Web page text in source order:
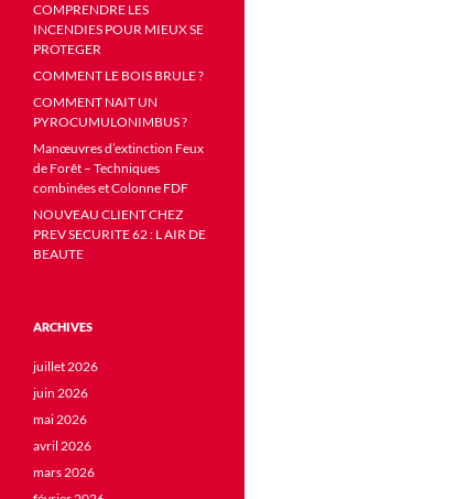
COMPRENDRE LES
INCENDIES POUR MIEUX SE
PROTEGER
COMMENT LE BOIS BRULE ?
COMMENT NAIT UN
PYROCUMULONIMBUS ?
Manœuvres d’extinction Feux
de Forêt – Techniques
combinées et Colonne FDF
NOUVEAU CLIENT CHEZ
PREV SECURITE 62 : L AIR DE
BEAUTE
ARCHIVES
juillet 2026
juin 2026
mai 2026
avril 2026
mars 2026